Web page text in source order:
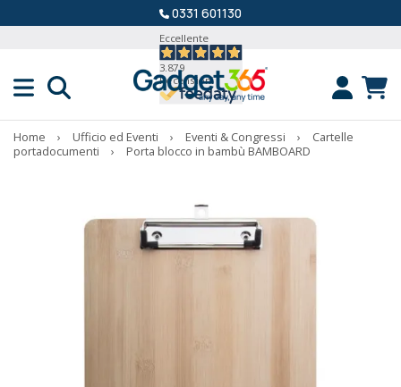
0331 601130
Eccellente
3.879
Recensioni
Home › Ufficio ed Eventi › Eventi & Congressi ›
Cartelle
portadocumenti
› Porta blocco in bambù BAMBOARD